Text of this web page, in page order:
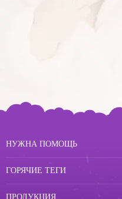
НУЖНА ПОМОЩЬ
ГОРЯЧИЕ ТЕГИ